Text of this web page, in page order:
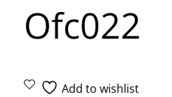
Ofc022
Add to wishlist